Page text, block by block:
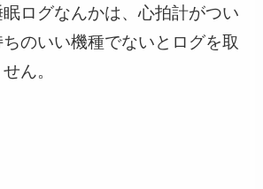
ログなんかは、心拍計がつい
のいい機種でないとログを取
ん。